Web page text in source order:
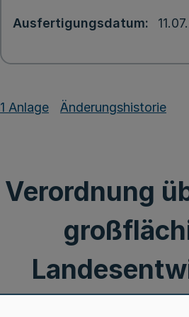
Ausfertigungsdatum
1 Anlage Änderungshistorie
Verordnung